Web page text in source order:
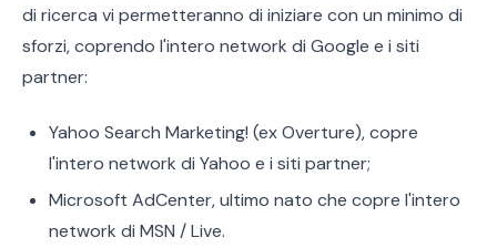
di ricerca vi permetteranno di iniziare con un minimo di
sforzi, coprendo l'intero network di Google e i siti
partner:
Yahoo Search Marketing! (ex Overture), copre
l'intero network di Yahoo e i siti partner;
Microsoft AdCenter, ultimo nato che copre l'intero
network di MSN / Live.